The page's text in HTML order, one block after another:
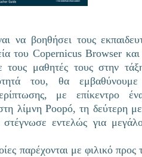
να βοηθήσει τους
του Copernicus Browser και
μαθητές τους στην
του, θα
με επίκεντρο
λίμνη Poopó, τη δεύτερη
εντελώς για
παρέχονται με φιλικό προς